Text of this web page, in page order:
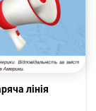
лінія